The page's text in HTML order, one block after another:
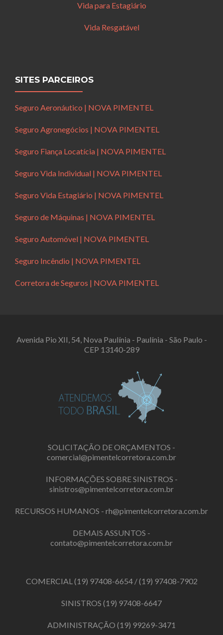
Vida para Estagiário
Vida Resgatável
SITES PARCEIROS
Seguro Aeronáutico | NOVA PIMENTEL
Seguro Agronegócios | NOVA PIMENTEL
Seguro Fiança Locatícia | NOVA PIMENTEL
Seguro Vida Individual | NOVA PIMENTEL
Seguro Vida Estagiário | NOVA PIMENTEL
Seguro de Máquinas | NOVA PIMENTEL
Seguro Automóvel | NOVA PIMENTEL
Seguro Incêndio | NOVA PIMENTEL
Corretora de Seguros | NOVA PIMENTEL
Avenida Pio XII, 54, Nova Paulínia - Paulínia - São Paulo -
CEP 13140-289
SOLICITAÇÃO DE ORÇAMENTOS -
comercial@pimentelcorretora.com.br
INFORMAÇÕES SOBRE SINISTROS -
sinistros@pimentelcorretora.com.br
RECURSOS HUMANOS - rh@pimentelcorretora.com.br
DEMAIS ASSUNTOS -
contato@pimentelcorretora.com.br
COMERCIAL(19) 97408-6654/(19) 97408-7902
SINISTROS (19) 97408-6647
ADMINISTRAÇÃO (19) 99269-3471